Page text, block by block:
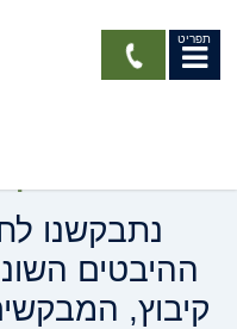
תפריט
גורם
נתבקשנו
ההיבטים
קיבוץ,